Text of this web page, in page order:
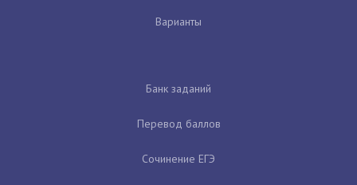
Варианты
Банк заданий
Перевод баллов
Сочинение ЕГЭ